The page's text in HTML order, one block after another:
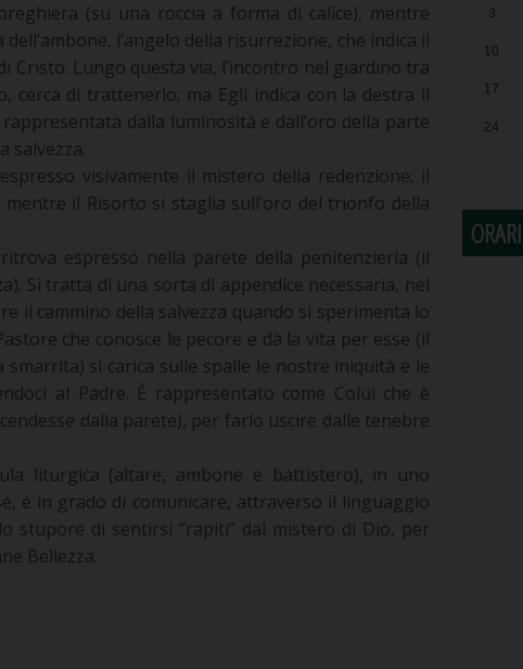
(su una roccia a forma di calice), mentre
l’angelo della risurrezione, che indica il
Lungo questa via, l’incontro nel giardino tra
cerca di trattenerlo; ma Egli indica con la destra il
dalla luminosità e dall’oro della parte
salvezza.
visivamente il mistero della redenzione: il
il Risorto si staglia sull’oro del trionfo della
espresso nella parete della penitenzieria (il
Si tratta di una sorta di appendice necessaria, nel
il cammino della salvezza quando si sperimenta lo
che conosce le pecore e dà la vita per esse (il
si carica sulle spalle le nostre iniquità e le
al Padre. È rappresentato come Colui che è
dalla parete), per farlo uscire dalle tenebre
liturgica (altare, ambone e battistero), in uno
è in grado di comunicare, attraverso il linguaggio
stupore di sentirsi “rapiti” dal mistero di Dio, per
Bellezza.
3
10
17
24